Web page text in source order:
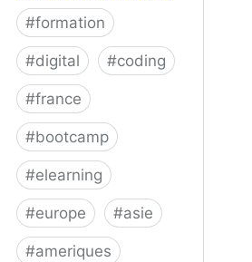
#formation
#digital #coding
#france
#bootcamp
#elearning
#europe #asie
#ameriques